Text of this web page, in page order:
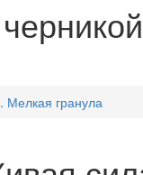
Мелкая гранула